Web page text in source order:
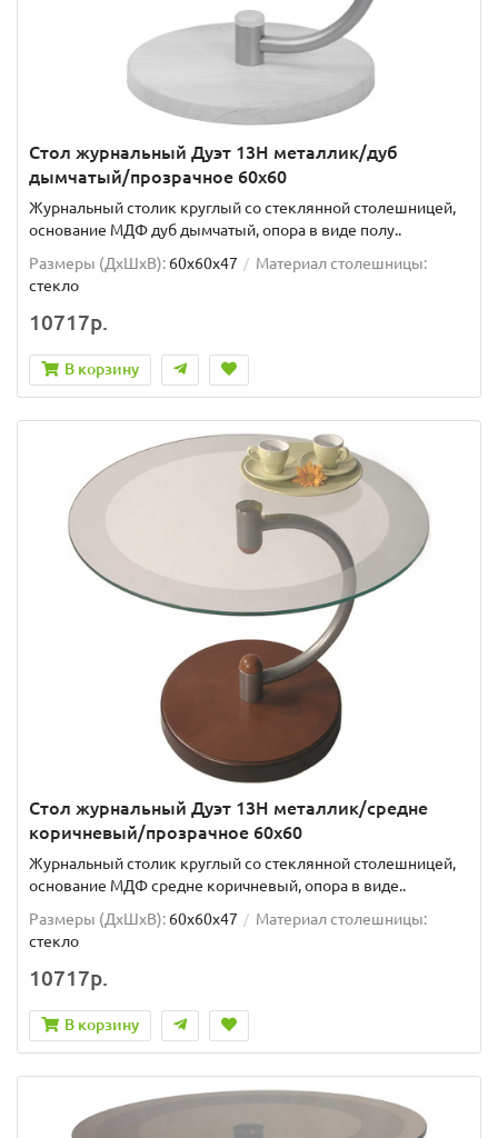
Стол журнальный Дуэт 13Н металлик/дуб
дымчатый/прозрачное 60х60
Журнальный столик круглый со стеклянной столешницей,
основание МДФ дуб дымчатый, опора в виде полу..
Размеры (ДхШxВ): 60х60х47
Материал столешницы:
стекло
10717р.
В корзину
Стол журнальный Дуэт 13Н металлик/средне
коричневый/прозрачное 60х60
Журнальный столик круглый со стеклянной столешницей,
основание МДФ средне коричневый, опора в виде..
Размеры (ДхШxВ): 60х60х47
Материал столешницы:
стекло
10717р.
В корзину